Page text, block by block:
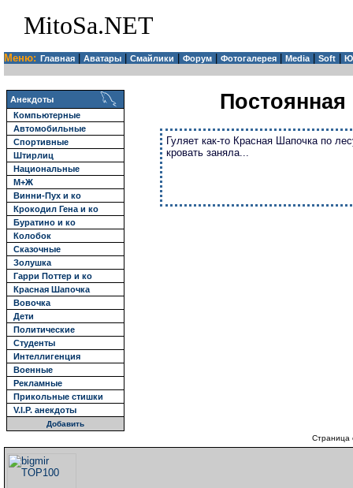
MitoSa.NET
Меню: Главная Аватары Смайлики Форум Фотогалерея Media| Soft
Анекдоты
Компьютерные
Автомобильные
Спортивные
Штирлиц
Национальные
М+Ж
Винни-Пух и ко
Крокодил Гена и ко
Буратино и ко
Колобок
Сказочные
Золушка
Гарри Поттер и ко
Красная Шапочка
Вовочка
Дети
Политические
Студенты
Интеллигенция
Военные
Рекламные
Прикольные стишки
V.I.P. анекдоты
Добавить
Постоянная
Гуляет как-то Красная Шапочка по
кровать заняла...
Страница